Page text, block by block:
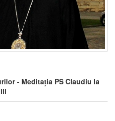
- Meditația PS Claudiu la